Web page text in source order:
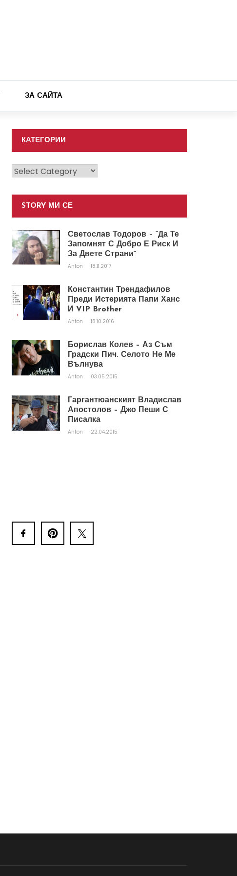
ЗА САЙТА
КАТЕГОРИИ
Категории
STORY МИ СЕ
Светослав Тодоров – “Да Те
Запомнят С Добро Е Риск И
За Двете Страни”
Anton 18.11.2017
Константин Трендафилов
Преди Истерията Папи Ханс
И VIP Brother
Anton 18.10.2016
Борислав Колев – Аз Съм
Градски Пич. Селото Не Ме
Вълнува
Anton 03.05.2015
Гаргантюанският Владислав
Апостолов – Джо Пеши С
Писалка
Anton 22.04.2015